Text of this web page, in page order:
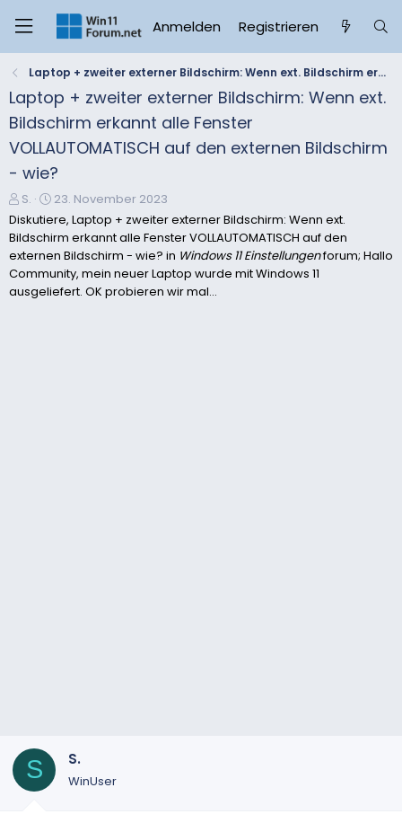
Anmelden Registrieren
Laptop + zweiter externer Bildschirm: Wenn ext. Bildschirm erkannt alle Fenster VOLLAUTOMATISCH auf den externen Bildschirm - wie?
Laptop + zweiter externer Bildschirm: Wenn ext.
Bildschirm erkannt alle Fenster
VOLLAUTOMATISCH auf den externen Bildschirm
- wie?
E
r
s
t
e
l
S.
E
r
s
t
e
l
23. November 2023
Diskutiere, Laptop + zweiter externer Bildschirm: Wenn ext.
Bildschirm erkannt alle Fenster VOLLAUTOMATISCH auf den
externen Bildschirm - wie? in Windows 11 Einstellungenforum; Hallo
Community, mein neuer Laptop wurde mit Windows 11
ausgeliefert. OK probieren wir mal...
S S.
WinUser